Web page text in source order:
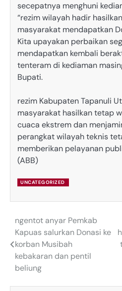
secepatnya menghuni
“rezim wilayah hadir
masyarakat mendapatkan
Kita upayakan perbaikan
mendapatkan kembali
tenteram di kediaman
Bupati.
‎rezim Kabupaten Tapanuli
masyarakat hasilkan tetap
cuaca ekstrem dan
perangkat wilayah teknis
memberikan pelayanan
(ABB)
UNCATEGORIZED
Post
navigation
ngentot anyar Pemkab
Kapuas salurkan Donasi ke
korban Musibah
kebakaran dan pentil
beliung